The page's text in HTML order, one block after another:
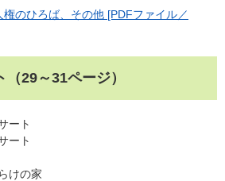
権のひろば、その他 [PDFファイル／
29～31ページ）
ート
ート
けの家